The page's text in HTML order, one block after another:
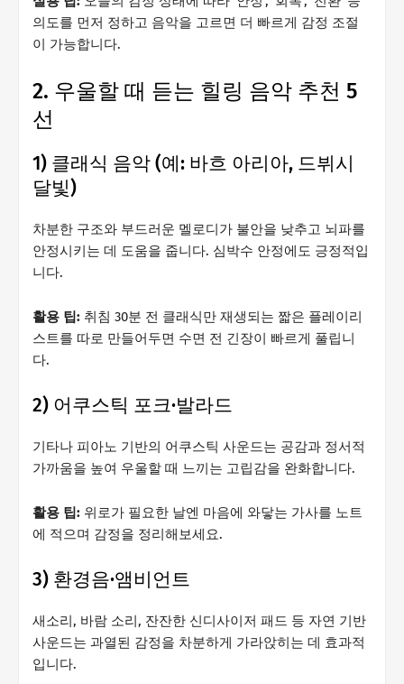
의도를 먼저 정하고 음악을 고르면 더 빠르게 감정 조절
이 가능합니다.
2. 우울할 때 듣는 힐링 음악 추천 5
선
1) 클래식 음악 (예: 바흐 아리아, 드뷔시
달빛)
차분한 구조와 부드러운 멜로디가 불안을 낮추고 뇌파를
안정시키는 데 도움을 줍니다. 심박수 안정에도 긍정적입
니다.
활용 팁: 취침 30분 전 클래식만 재생되는 짧은 플레이리
스트를 따로 만들어두면 수면 전 긴장이 빠르게 풀립니
다.
2) 어쿠스틱 포크·발라드
기타나 피아노 기반의 어쿠스틱 사운드는 공감과 정서적
가까움을 높여 우울할 때 느끼는 고립감을 완화합니다.
활용 팁: 위로가 필요한 날엔 마음에 와닿는 가사를 노트
에 적으며 감정을 정리해보세요.
3) 환경음·앰비언트
새소리, 바람 소리, 잔잔한 신디사이저 패드 등 자연 기반
사운드는 과열된 감정을 차분하게 가라앉히는 데 효과적
입니다.